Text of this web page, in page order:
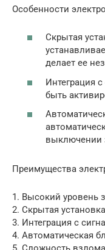
Особенности
Скрытая
делает ее
Интеграция
быть
выключении
Преимущества
1. Высокий уровень
2. Скрытая
3. Интеграция с
4. Автоматическая